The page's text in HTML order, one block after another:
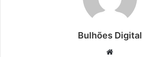
Bulhões Digital
Website